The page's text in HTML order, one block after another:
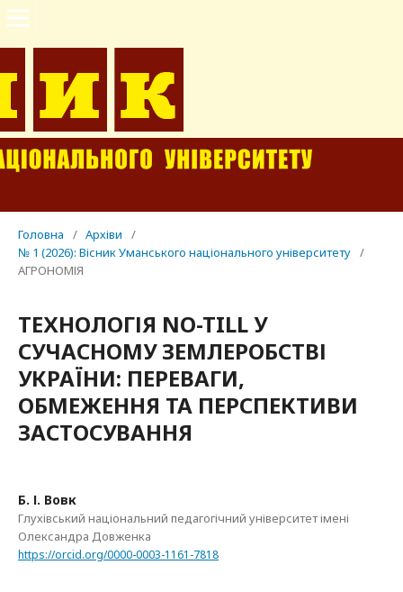
Головна / Архіви
/
№ 1 (2026): Вісник Уманського національного університету /
АГРОНОМІЯ
ТЕХНОЛОГІЯ NO-TILL У
СУЧАСНОМУ ЗЕМЛЕРОБСТВІ
УКРАЇНИ: ПЕРЕВАГИ,
ОБМЕЖЕННЯ ТА ПЕРСПЕКТИВИ
ЗАСТОСУВАННЯ
Б. І. Вовк
Глухівський національний педагогічний університет імені
Олександра Довженка
https://orcid.org/0000-0003-1161-7818